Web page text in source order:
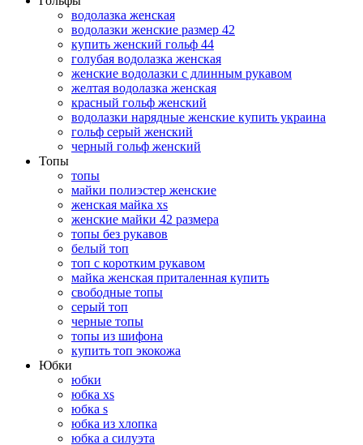
водолазка женская
водолазки женские размер 42
купить женский гольф 44
голубая водолазка женская
женские водолазки с длинным рукавом
желтая водолазка женская
красный гольф женский
водолазки нарядные женские купить украина
гольф серый женский
черный гольф женский
Топы
топы
майки полиэстер женские
женская майка xs
женские майки 42 размера
топы без рукавов
белый топ
топ с коротким рукавом
майка женская приталенная купить
свободные топы
серый топ
черные топы
топы из шифона
купить топ экокожа
Юбки
юбки
юбка xs
юбка s
юбка из хлопка
юбка а силуэта